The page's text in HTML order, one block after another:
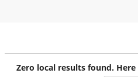
Zero local results found.